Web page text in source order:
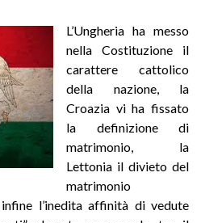
L’Ungheria ha messo
nella Costituzione il
carattere cattolico
della nazione, la
Croazia vi ha fissato
la definizione di
matrimonio, la
Lettonia il divieto del
matrimonio
l’inedita affinità di vedute